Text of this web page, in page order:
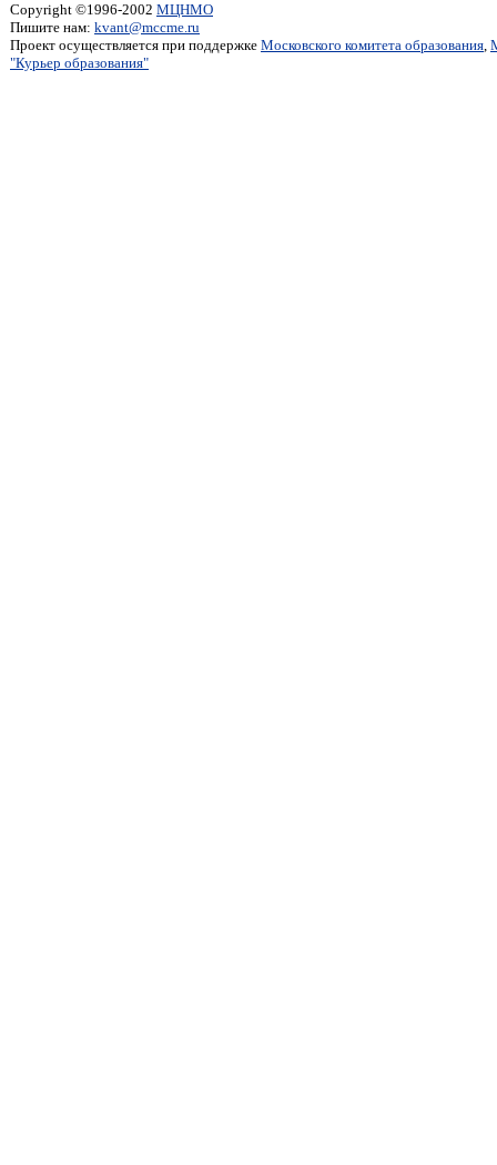
Copyright ©1996-2002 МЦНМО
Пишите нам: kvant@mccme.ru
Проект осуществляется при поддержке Московского комитета образования,
"Курьер образования"